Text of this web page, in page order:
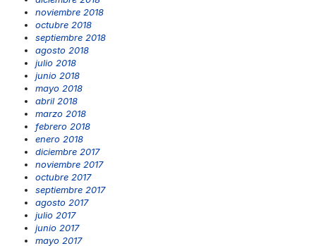
noviembre 2018
octubre 2018
septiembre 2018
agosto 2018
julio 2018
junio 2018
mayo 2018
abril 2018
marzo 2018
febrero 2018
enero 2018
diciembre 2017
noviembre 2017
octubre 2017
septiembre 2017
agosto 2017
julio 2017
junio 2017
mayo 2017